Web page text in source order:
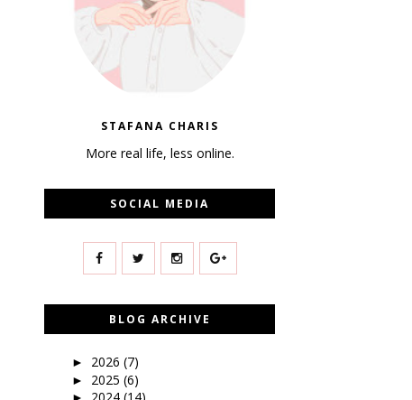
STAFANA CHARIS
More real life, less online.
SOCIAL MEDIA
BLOG ARCHIVE
► 2026 (7)
► 2025 (6)